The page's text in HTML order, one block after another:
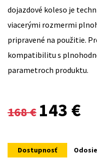
dojazdové koleso je
viacerými rozmermi
pripravené na použitie.
kompatibilitu s
parametroch produktu.
168€
Original
was:
143 €
is:
Dostupnosť